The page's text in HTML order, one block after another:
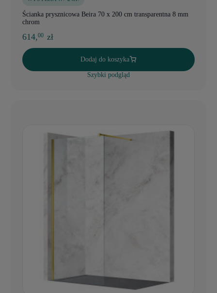
Ścianka prysznicowa Beira 70 x 200 cm transparentna 8 mm
chrom
614,00 zł
Dodaj do koszyka
Szybki podgląd